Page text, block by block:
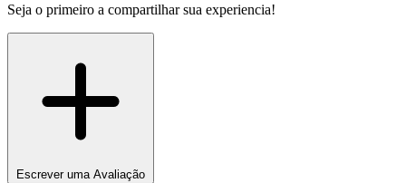
Seja o primeiro a compartilhar sua experiencia!
Escrever uma Avaliação